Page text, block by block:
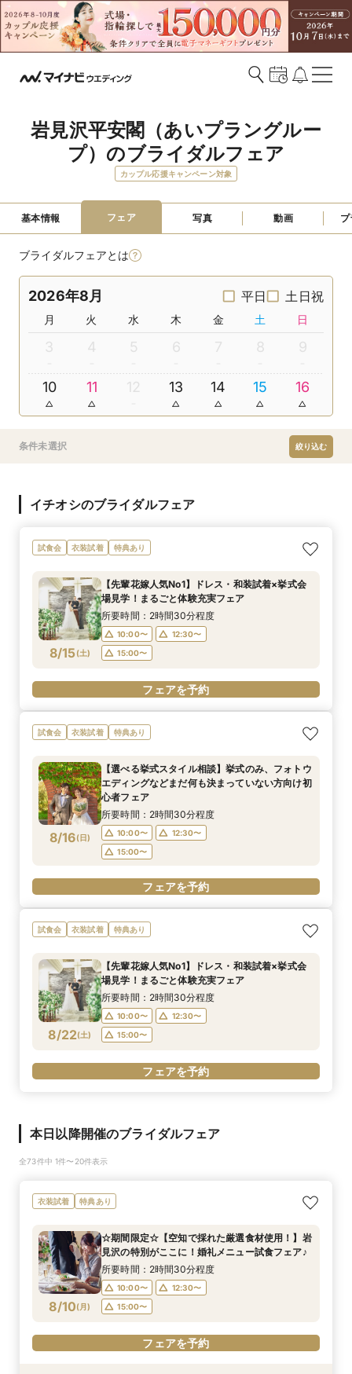
岩見沢平安閣（あいプラングルー
プ）のブライダルフェア
カップル応援キャンペーン対象
基本情報 フェア 写真 動画
ブライダルフェアとは
2026年8月 平日 土日祝
月 火 水 木 金 土 日
3 4 5 6 7 8 9
10 11 12 13 14 15 16
条件未選択 絞り込む
イチオシのブライダルフェア
試食会 衣装試着 特典あり
8/15(土)
【先輩花嫁人気No1】ドレス・和装試着×挙式会
場見学！まるごと体験充実フェア
所要時間：2時間30分程度
10:00〜
12:30〜
15:00〜
フェアを予約
試食会 衣装試着 特典あり
8/16(日)
【選べる挙式スタイル相談】挙式のみ、フォトウ
エディングなどまだ何も決まっていない方向け初
心者フェア
所要時間：2時間30分程度
10:00〜
12:30〜
15:00〜
フェアを予約
試食会 衣装試着 特典あり
8/22(土)
【先輩花嫁人気No1】ドレス・和装試着×挙式会
場見学！まるごと体験充実フェア
所要時間：2時間30分程度
10:00〜
12:30〜
15:00〜
フェアを予約
本日以降開催のブライダルフェア
全73件中 1件〜20件表示
衣装試着 特典あり
8/10(月)
☆期間限定☆【空知で採れた厳選食材使用！】岩
見沢の特別がここに！婚礼メニュー試食フェア♪
所要時間：2時間30分程度
10:00〜
12:30〜
15:00〜
フェアを予約